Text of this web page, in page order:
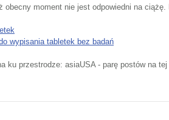
obecny moment nie jest odpowiedni na
wypisania tabletek bez badań
ku przestrodze: asiaUSA - parę postów na